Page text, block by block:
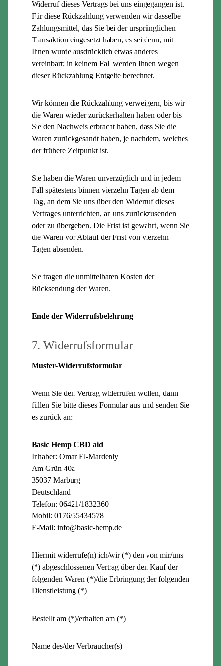
Widerruf dieses Vertrags bei uns eingegangen ist.
Für diese Rückzahlung verwenden wir dasselbe
Zahlungsmittel, das Sie bei der ursprünglichen
Transaktion eingesetzt haben, es sei denn, mit
Ihnen wurde ausdrücklich etwas anderes
vereinbart; in keinem Fall werden Ihnen wegen
dieser Rückzahlung Entgelte berechnet.
Wir können die Rückzahlung verweigern, bis wir
die Waren wieder zurückerhalten haben oder bis
Sie den Nachweis erbracht haben, dass Sie die
Waren zurückgesandt haben, je nachdem, welches
der frühere Zeitpunkt ist.
Sie haben die Waren unverzüglich und in jedem
Fall spätestens binnen vierzehn Tagen ab dem
Tag, an dem Sie uns über den Widerruf dieses
Vertrages unterrichten, an uns zurückzusenden
oder zu übergeben. Die Frist ist gewahrt, wenn Sie
die Waren vor Ablauf der Frist von vierzehn
Tagen absenden.
Sie tragen die unmittelbaren Kosten der
Rücksendung der Waren.
Ende der Widerrufsbelehrung
7. Widerrufsformular
Muster-Widerrufsformular
Wenn Sie den Vertrag widerrufen wollen, dann
füllen Sie bitte dieses Formular aus und senden Sie
es zurück an:
Basic Hemp CBD aid
Inhaber: Omar El-Mardenly
Am Grün 40a
35037 Marburg
Deutschland
Telefon: 06421/1832360
Mobil: 0176/55434578
E-Mail: info@basic-hemp.de
Hiermit widerrufe(n) ich/wir (*) den von mir/uns
(*) abgeschlossenen Vertrag über den Kauf der
folgenden Waren (*)/die Erbringung der folgenden
Dienstleistung (*)
Bestellt am (*)/erhalten am (*)
Name des/der Verbraucher(s)